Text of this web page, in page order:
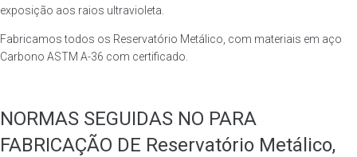
exposição aos raios ultravioleta.
Fabricamos todos os Reservatório Metálico, com materiais em aço
Carbono ASTM A-36 com certificado.
NORMAS SEGUIDAS NO PARA
FABRICAÇÃO DE Reservatório Metálico,